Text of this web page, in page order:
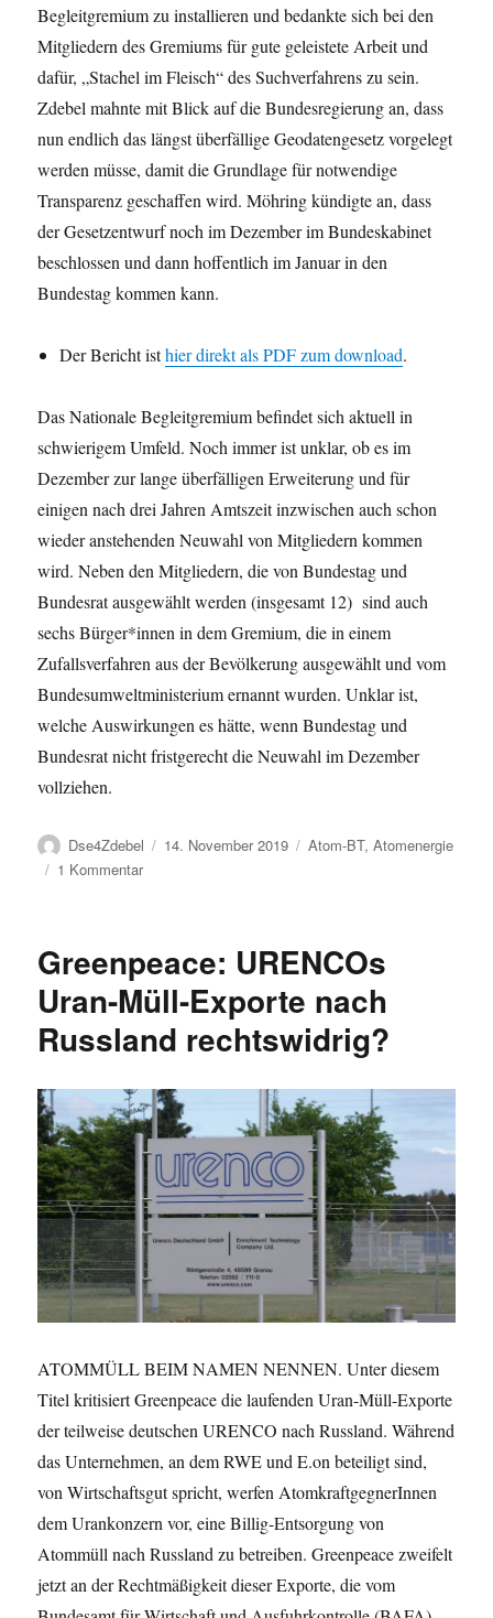
Begleitgremium zu installieren und bedankte sich bei den
Mitgliedern des Gremiums für gute geleistete Arbeit und
dafür, „Stachel im Fleisch“ des Suchverfahrens zu sein.
Zdebel mahnte mit Blick auf die Bundesregierung an, dass
nun endlich das längst überfällige Geodatengesetz vorgelegt
werden müsse, damit die Grundlage für notwendige
Transparenz geschaffen wird. Möhring kündigte an, dass
der Gesetzentwurf noch im Dezember im Bundeskabinet
beschlossen und dann hoffentlich im Januar in den
Bundestag kommen kann.
Der Bericht isthier direkt als PDF zum download.
Das Nationale Begleitgremium befindet sich aktuell in
schwierigem Umfeld. Noch immer ist unklar, ob es im
Dezember zur lange überfälligen Erweiterung und für
einigen nach drei Jahren Amtszeit inzwischen auch schon
wieder anstehenden Neuwahl von Mitgliedern kommen
wird. Neben den Mitgliedern, die von Bundestag und
Bundesrat ausgewählt werden (insgesamt 12) sind auch
sechs Bürger*innen in dem Gremium, die in einem
Zufallsverfahren aus der Bevölkerung ausgewählt und vom
Bundesumweltministerium ernannt wurden. Unklar ist,
welche Auswirkungen es hätte, wenn Bundestag und
Bundesrat nicht fristgerecht die Neuwahl im Dezember
vollziehen.
Autor
Dse4Zdebel
Veröffentlicht
14. November 2019 Kategorien
Atom-BT,Atomenergie
1 Kommentarzu
–
Begleitgremium
übergibt
Tätigkeitsbericht
Greenpeace: URENCOs
Uran-Müll-Exporte nach
Russland rechtswidrig?
ATOMMÜLL BEIM NAMEN NENNEN. Unter diesem
Titel kritisiert Greenpeace die laufenden Uran-Müll-Exporte
der teilweise deutschen URENCO nach Russland. Während
das Unternehmen, an dem RWE und E.on beteiligt sind,
von Wirtschaftsgut spricht, werfen AtomkraftgegnerInnen
dem Urankonzern vor, eine Billig-Entsorgung von
Atommüll nach Russland zu betreiben. Greenpeace zweifelt
jetzt an der Rechtmäßigkeit dieser Exporte, die vom